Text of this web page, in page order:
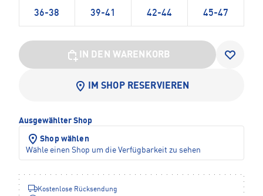
36-38 39-41 42-44 45-47
IN DEN WARENKORB
IM SHOP RESERVIEREN
Ausgewählter Shop
Shop wählen
Wähle einen Shop um die Verfügbarkeit zu sehen
Kostenlose Rücksendung